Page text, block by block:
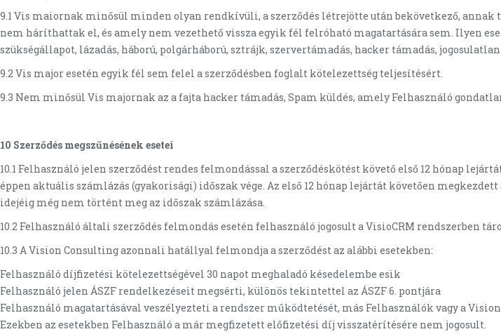
9.1 Vis maiornak minősül minden olyan rendkívüli, a szerződés létrejötte után bekövetkező,
nem háríthattak el, és amely nem vezethető vissza egyik fél felróható magatartására sem. Ilyen
szükségállapot, lázadás, háború, polgárháború, sztrájk, szervertámadás, hacker támadás,
9.2 Vis major esetén egyik fél sem felel a szerződésben foglalt kötelezettség teljesítésért.
9.3 Nem minősül Vis majornak az a fajta hacker támadás, Spam küldés, amely Felhasználó
10 Szerződés megszűnésének esetei
10.1 Felhasználó jelen szerződést rendes felmondással a szerződéskötést követő első 12 hónap
éppen aktuális számlázás (gyakorisági) időszak vége. Az első 12 hónap lejártát követően
idejéig még nem történt meg az időszak számlázása.
10.2 Felhasználó általi szerződés felmondás esetén felhasználó jogosult a VisioCRM rendszerben
10.3 A Vision Consulting azonnali hatállyal felmondja a szerződést az alábbi esetekben:
Felhasználó díjfizetési kötelezettségével 30 napot meghaladó késedelembe esik
Felhasználó jelen ÁSZF rendelkezéseit megsérti, különös tekintettel az ÁSZF 6. pontjára
Felhasználó magatartásával veszélyezteti a rendszer működtetését, más Felhasználók vagy a
Ezekben az esetekben Felhasználó a már megfizetett előfizetési díj visszatérítésére nem jogosult.